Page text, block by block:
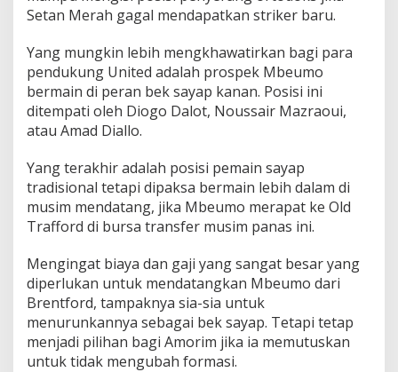
Setan Merah gagal mendapatkan striker baru.
Yang mungkin lebih mengkhawatirkan bagi para
pendukung United adalah prospek Mbeumo
bermain di peran bek sayap kanan. Posisi ini
ditempati oleh Diogo Dalot, Noussair Mazraoui,
atau Amad Diallo.
Yang terakhir adalah posisi pemain sayap
tradisional tetapi dipaksa bermain lebih dalam di
musim mendatang, jika Mbeumo merapat ke Old
Trafford di bursa transfer musim panas ini.
Mengingat biaya dan gaji yang sangat besar yang
diperlukan untuk mendatangkan Mbeumo dari
Brentford, tampaknya sia-sia untuk
menurunkannya sebagai bek sayap. Tetapi tetap
menjadi pilihan bagi Amorim jika ia memutuskan
untuk tidak mengubah formasi.